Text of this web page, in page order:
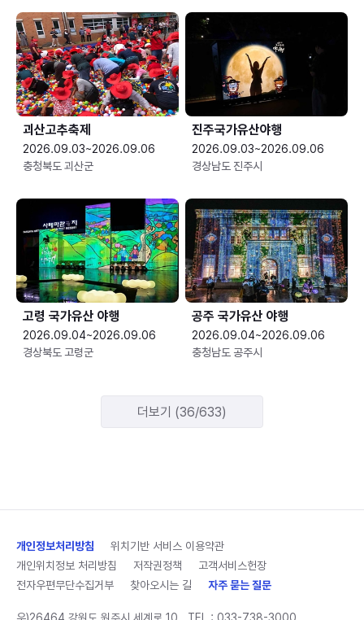
괴산고추축제
2026.09.03~2026.09.06
충청북도 괴산군
진주국가유산야행
2026.09.03~2026.09.06
경상남도 진주시
고령 국가유산 야행
2026.09.04~2026.09.06
경상북도 고령군
공주 국가유산 야행
2026.09.04~2026.09.06
충청남도 공주시
더보기 (36/633)
개인정보처리방침
위치기반 서비스 이용약관
개인위치정보 처리방침
저작권정책
고객서비스헌장
전자우편무단수집거부
찾아오시는 길 자주 묻는 질문